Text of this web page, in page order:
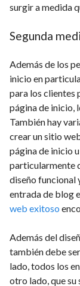
surgir a medida
Segunda
Además de los
inicio en
para los clientes
página de inicio,
También hay
crear un sitio
página de inicio
particularmente
diseño funcional
entrada de blog
web exitoso
Además del
también debe
lado, todos los
otro lado, que